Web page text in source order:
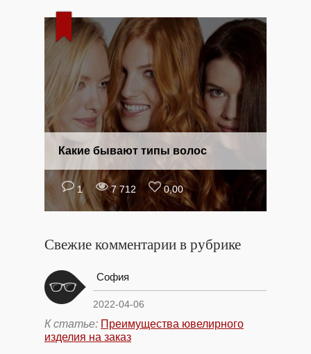
1 7 712 0,00
Какие бывают типы волос
Свежие комментарии в рубрике
София
2022-04-06
К статье: Преимущества ювелирного
изделия на заказ